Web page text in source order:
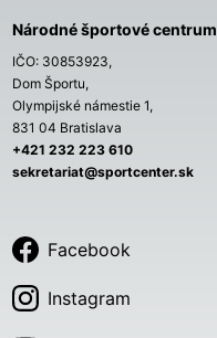
Národné športové centrum
IČO: 30853923,
Dom Športu,
Olympijské námestie 1,
831 04 Bratislava
+421 232 223 610
sekretariat@sportcenter.sk
Facebook
Instagram